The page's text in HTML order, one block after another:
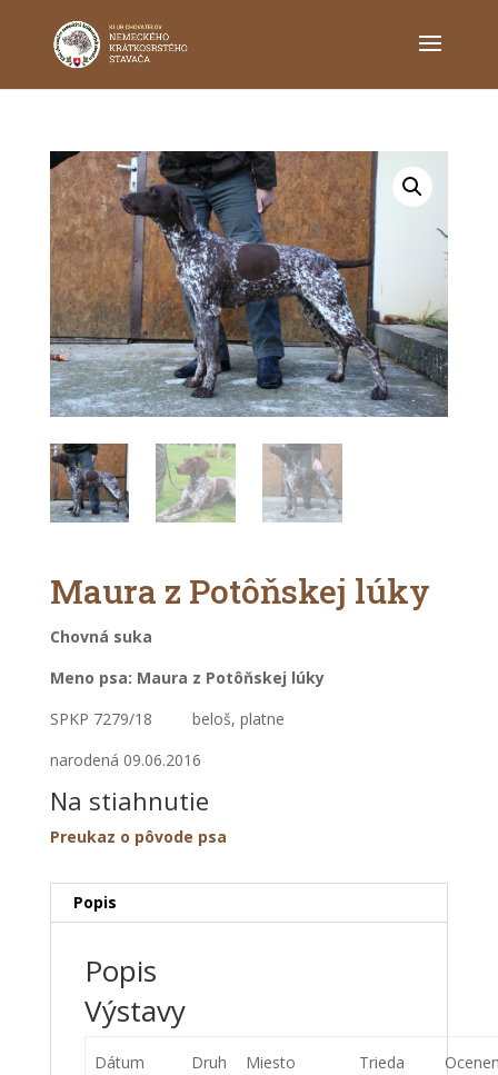
Maura z Potôňskej lúky
Chovná suka
Meno psa: Maura z Potôňskej lúky
SPKP 7279/18 beloš, platne
narodená 09.06.2016
Na stiahnutie
Preukaz o pôvode psa
Popis
Popis
Výstavy
Dátum Druh Miesto Trieda